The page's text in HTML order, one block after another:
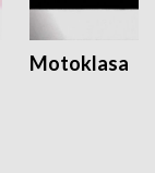
Motoklasa